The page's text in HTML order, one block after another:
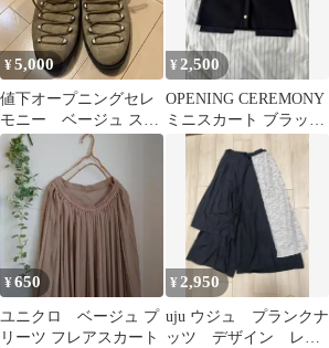
¥5,000
値下オープニングセレ
モニー ベージュ スエ
ード ハイカット トレッ
キングシューズ
¥ 2,500
OPENING CEREMONY
ミニスカート ブラック
Sサイズ
¥650
ユニクロ ベージュ プ
リーツ フレアスカート
¥2,950
uju ウジュ プランクナ
ッツ デザイン レイ